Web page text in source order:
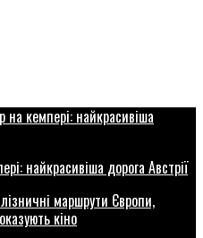
найкрасивіша дорога Австрії